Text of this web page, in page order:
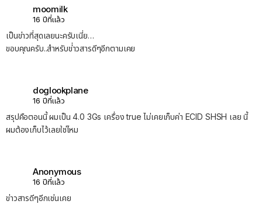
moomilk
16 ปีที่แล้ว
เป็นข่าวที่สุดเลยนะครับเนี่ย…
ขอบคุณครับ..สำหรับข่่าวสารดีๆอีกตามเคย
doglookplane
16 ปีที่แล้ว
สรุปคือตอนนี้ ผมเป็น 4.0 3Gs เครื่อง true ไม่เคยเก็บค่า ECID SHSH เลย นี้
ผมต้องเก็บไว้เลยใช่ไหม
Anonymous
16 ปีที่แล้ว
ข่าวสารดีๆอีกเช่นเคย